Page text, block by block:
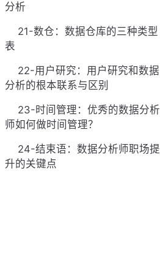
分析
21-数仓：数据仓库的三种类型
表
22-用户研究：用户研究和数据
分析的根本联系与区别
23-时间管理：优秀的数据分析
师如何做时间管理？
24-结束语：数据分析师职场提
升的关键点